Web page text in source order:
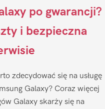
po gwarancji?
i bezpieczna
zdecydować się na usługę
Galaxy? Coraz więcej
Galaxy skarży się na